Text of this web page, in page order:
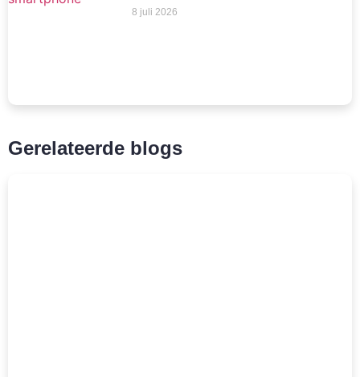
8 juli 2026
Gerelateerde blogs